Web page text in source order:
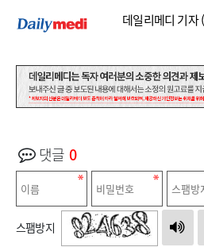
데일리메디 기자 (
댓글 0
스팸방지